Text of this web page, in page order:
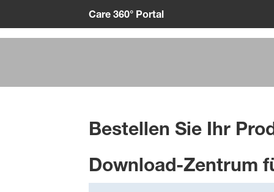
Care 360° Portal
Bestellen Sie Ihr
Download-Zentrum